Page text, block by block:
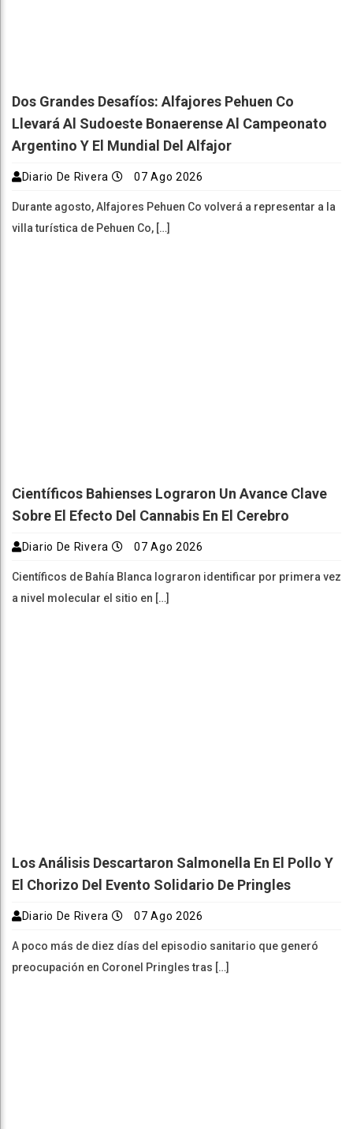
Dos Grandes Desafíos: Alfajores Pehuen Co
Llevará Al Sudoeste Bonaerense Al Campeonato
Argentino Y El Mundial Del Alfajor
Diario De Rivera 07 Ago 2026
Durante agosto, Alfajores Pehuen Co volverá a representar a la
villa turística de Pehuen Co, […]
Científicos Bahienses Lograron Un Avance Clave
Sobre El Efecto Del Cannabis En El Cerebro
Diario De Rivera 07 Ago 2026
Científicos de Bahía Blanca lograron identificar por primera vez
a nivel molecular el sitio en […]
Los Análisis Descartaron Salmonella En El Pollo Y
El Chorizo Del Evento Solidario De Pringles
Diario De Rivera 07 Ago 2026
A poco más de diez días del episodio sanitario que generó
preocupación en Coronel Pringles tras […]